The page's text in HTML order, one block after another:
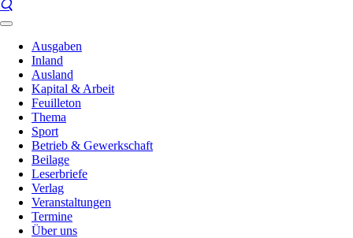
Ausgaben
Inland
Ausland
Kapital & Arbeit
Feuilleton
Thema
Sport
Betrieb & Gewerkschaft
Beilage
Leserbriefe
Verlag
Veranstaltungen
Termine
Über uns